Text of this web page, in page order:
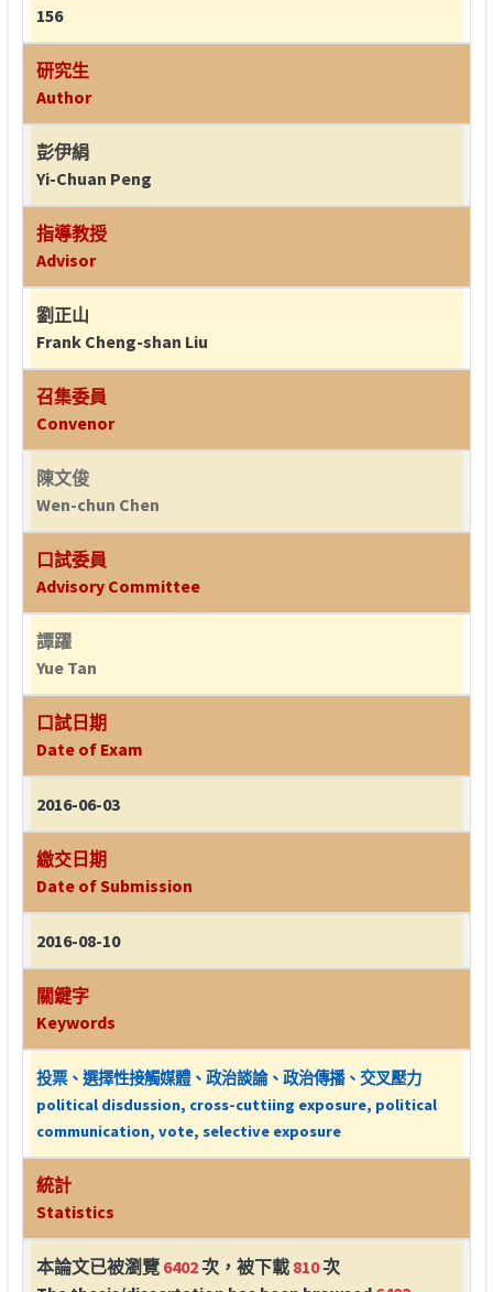
156
研究生
Author
彭伊絹
Yi-Chuan Peng
指導教授
Advisor
劉正山
Frank Cheng-shan Liu
召集委員
Convenor
陳文俊
Wen-chun Chen
口試委員
Advisory Committee
譚躍
Yue Tan
口試日期
Date of Exam
2016-06-03
繳交日期
Date of Submission
2016-08-10
關鍵字
Keywords
投票、選擇性接觸媒體、政治談論、政治傳播、交叉壓力
political disdussion, cross-cuttiing exposure, political
communication, vote, selective exposure
統計
Statistics
本論文已被瀏覽 6402次，被下載 810次